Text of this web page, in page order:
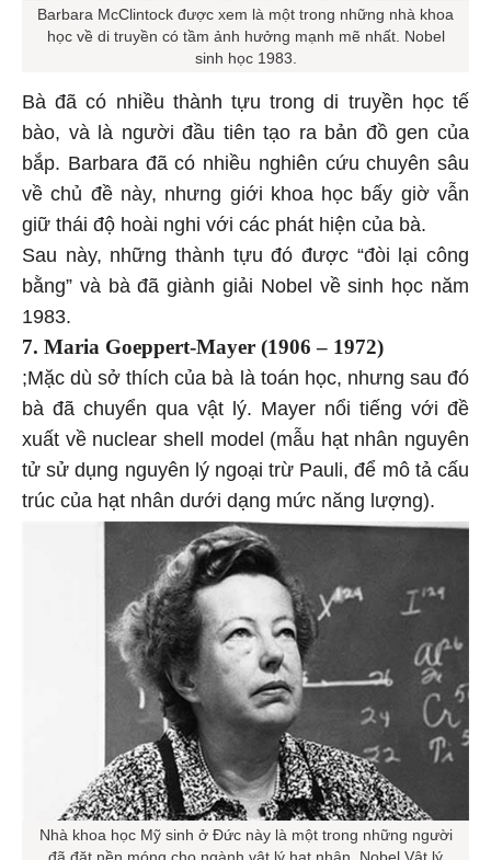
Barbara McClintock được xem là một trong những nhà khoa
học về di truyền có tầm ảnh hưởng mạnh mẽ nhất. Nobel
sinh học 1983.
Bà đã có nhiều thành tựu trong di truyền học tế
bào, và là người đầu tiên tạo ra bản đồ gen của
bắp. Barbara đã có nhiều nghiên cứu chuyên sâu
về chủ đề này, nhưng giới khoa học bấy giờ vẫn
giữ thái độ hoài nghi với các phát hiện của bà.
Sau này, những thành tựu đó được “đòi lại công
bằng” và bà đã giành giải Nobel về sinh học năm
1983.
7. Maria Goeppert-Mayer (1906 – 1972)
;Mặc dù sở thích của bà là toán học, nhưng sau đó
bà đã chuyển qua vật lý. Mayer nổi tiếng với đề
xuất về nuclear shell model (mẫu hạt nhân nguyên
tử sử dụng nguyên lý ngoại trừ Pauli, để mô tả cấu
trúc của hạt nhân dưới dạng mức năng lượng).
Nhà khoa học Mỹ sinh ở Đức này là một trong những người